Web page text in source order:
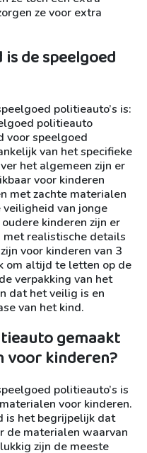
ze voor extra
de speelgoed
politieauto’s is:
politieauto
voor speelgoed
van het specifieke
het algemeen zijn er
voor kinderen
met zachte materialen
van jonge
kinderen zijn er
realistische details
voor kinderen van 3
om altijd te letten op de
verpakking van het
dat het veilig is en
van het kind.
gemaakt
voor kinderen?
politieauto’s is
voor kinderen.
is het begrijpelijk dat
de materialen waarvan
zijn de meeste